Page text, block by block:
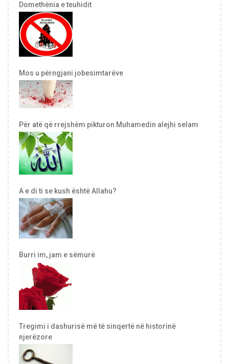
Domethënia e teuhidit
Mos u përngjani jobesimtarëve
Për atë që rrejshëm pikturon Muhamedin alejhi selam
A e di ti se kush është Allahu?
Burri im, jam e sëmurë
Tregimi i dashurisë më të sinqertë në historinë
njerëzore